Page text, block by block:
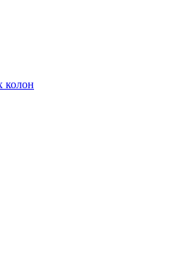
колон